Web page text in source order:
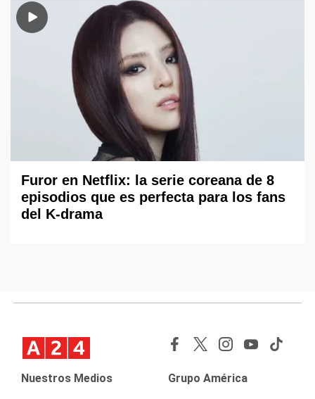
Furor en Netflix: la serie coreana de 8
episodios que es perfecta para los fans
del K-drama
Nuestros Medios Grupo América